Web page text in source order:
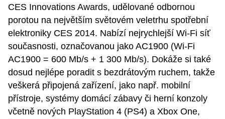
CES Innovations Awards, udělované odbornou
porotou na největším světovém veletrhu spotřební
elektroniky CES 2014. Nabízí nejrychlejší Wi-Fi síť
současnosti, označovanou jako AC1900 (Wi-Fi
AC1900 = 600 Mb/s + 1 300 Mb/s). Dokáže si také
dosud nejlépe poradit s bezdrátovým ruchem, takže
veškerá připojená zařízení, jako např. mobilní
přístroje, systémy domácí zábavy či herní konzoly
včetně nových PlayStation 4 (PS4) a Xbox One,